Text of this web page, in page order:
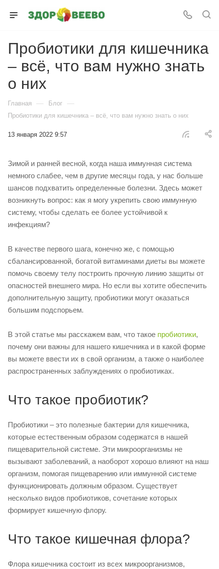
Пробиотики для кишечника
– всё, что вам нужно знать
о них
Главная — Блог —
Пробиотики для кишечника – всё, что вам нужно знать о них
13 января 2022 9:57
Зимой и ранней весной, когда наша иммунная система
немного слабее, чем в другие месяцы года, у нас больше
шансов подхватить определенные болезни. Здесь может
возникнуть вопрос: как я могу укрепить свою иммунную
систему, чтобы сделать ее более устойчивой к
инфекциям?
В качестве первого шага, конечно же, с помощью
сбалансированной, богатой витаминами диеты вы можете
помочь своему телу построить прочную линию защиты от
опасностей внешнего мира. Но если вы хотите обеспечить
дополнительную защиту, пробиотики могут оказаться
большим подспорьем.
В этой статье мы расскажем вам, что такое пробиотики,
почему они важны для нашего кишечника и в какой форме
вы можете ввести их в свой организм, а также о наиболее
распространенных заблуждениях о пробиотиках.
Что такое пробиотик?
Пробиотики – это полезные бактерии для кишечника,
которые естественным образом содержатся в нашей
пищеварительной системе. Эти микроорганизмы не
вызывают заболеваний, а наоборот хорошо влияют на наш
организм, помогая пищеварению или иммунной системе
функционировать должным образом. Существует
несколько видов пробиотиков, сочетание которых
формирует кишечную флору.
Что такое кишечная флора?
Флора кишечника состоит из всех микроорганизмов,